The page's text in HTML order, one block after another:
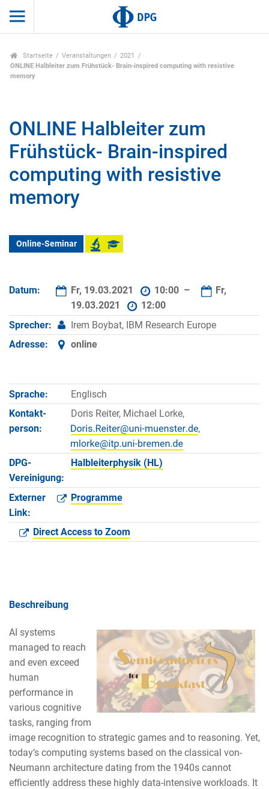
Startseite Veranstaltungen
2021
ONLINE Halbleiter zum Frühstück- Brain-inspired computing with resistive
memory
ONLINE Halbleiter zum
Frühstück- Brain-inspired
computing with resistive
memory
Online-Seminar
Datum: Fr, 19.03.2021 10:00 –
Fr,
19.03.2021
12:00
Sprecher:
Irem Boybat, IBM Research Europe
Adresse:
online
Sprache:
Englisch
Kontakt­
person:
Doris Reiter, Michael Lorke,
,
DPG-
Vereinigung:
Halbleiterphysik (HL)
Externer
Link:
Programme
Direct Access to Zoom
Beschreibung
AI systems
managed to reach
and even exceed
human
performance in
various cognitive
tasks, ranging from
image recognition to strategic games and to reasoning. Yet,
today’s computing systems based on the classical von-
Neumann architecture dating from the 1940s cannot
efficiently address these highly data-intensive workloads. It